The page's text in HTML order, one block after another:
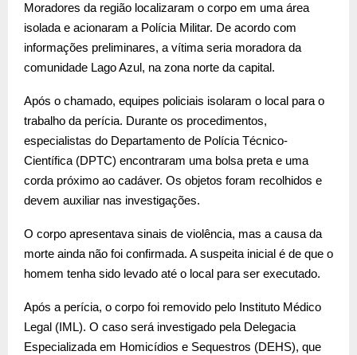
Moradores da região localizaram o corpo em uma área
isolada e acionaram a Polícia Militar. De acordo com
informações preliminares, a vítima seria moradora da
comunidade Lago Azul, na zona norte da capital.
Após o chamado, equipes policiais isolaram o local para o
trabalho da perícia. Durante os procedimentos,
especialistas do Departamento de Polícia Técnico-
Científica (DPTC) encontraram uma bolsa preta e uma
corda próximo ao cadáver. Os objetos foram recolhidos e
devem auxiliar nas investigações.
O corpo apresentava sinais de violência, mas a causa da
morte ainda não foi confirmada. A suspeita inicial é de que o
homem tenha sido levado até o local para ser executado.
Após a perícia, o corpo foi removido pelo Instituto Médico
Legal (IML). O caso será investigado pela Delegacia
Especializada em Homicídios e Sequestros (DEHS), que